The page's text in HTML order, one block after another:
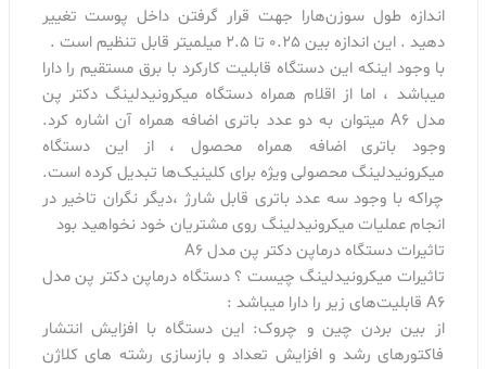
اندازه طول سوزن‌هارا جهت قرار گرفتن داخل پوست تغییر
دهید . این اندازه بین 0.25 تا 2.5 میلمیتر قابل تنظیم است .
با وجود اینکه این دستگاه قابلیت کارکرد با برق مستقیم را دارا
میباشد ، اما از اقلام همراه دستگاه میکرونیدلینگ دکتر پن
مدل A6 میتوان به دو عدد باتری اضافه همراه آن اشاره کرد.
وجود باتری اضافه همراه محصول ، از این دستگاه
میکرونیدلینگ محصولی ویژه برای کلینیک‌ها تبدیل کرده است.
چراکه با وجود سه عدد باتری قابل شارژ ،دیگر نگران تاخیر در
انجام عملیات میکرونیدلینگ روی مشتریان خود نخواهید بود
تاثیرات دستگاه درماپن دکتر پن مدل A6
تاثیرات میکرونیدلینگ چیست ؟ دستگاه درماپن دکتر پن مدل
A6 قابلیت‌های زیر را دارا میباشد :
از بین بردن چین و چروک: این دستگاه با افزایش انتشار
فاکتورهای رشد و افزایش تعداد و بازسازی رشته های کلاژن